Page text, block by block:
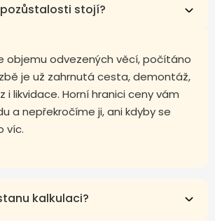
stojí?
objemu odvezených věcí, počítáno
je už zahrnutá cesta, demontáž,
i likvidace. Horní hranici ceny vám
a nepřekročíme ji, ani kdyby se
víc.
kalkulaci?